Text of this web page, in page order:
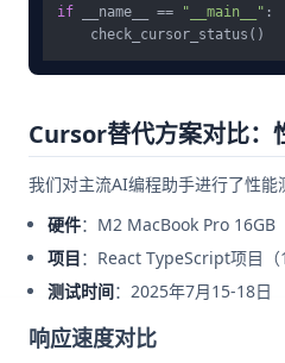
if __name__ == "__main__" :
Cursor替代方案对比：
我们对主流AI编程助手进行了性能
硬件：M2 MacBook Pro 16GB
项目：React TypeScript项目（
测试时间：2025年7月15-18日
响应速度对比